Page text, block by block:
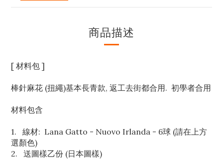
商品描述
[ 材料包 ]
棒針麻花 (扭繩)基本長青款, 返工去街都合用. 初學者合用
材料包含
1. 線材: Lana Gatto - Nuovo Irlanda - 6球 (請在上方
選顏色)
2. 送圖樣乙份 (日本圖樣)